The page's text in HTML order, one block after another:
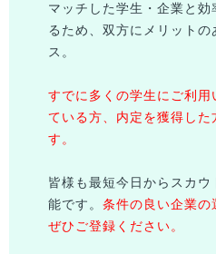
マッチした学生・企業と
るため、双方にメリット
ス。
すでに多くの学生にご利用
ている方、内定を獲得した
す。
皆様 も最短今日からスカ
能です。 条件の良い企業の
ぜひご登録ください。